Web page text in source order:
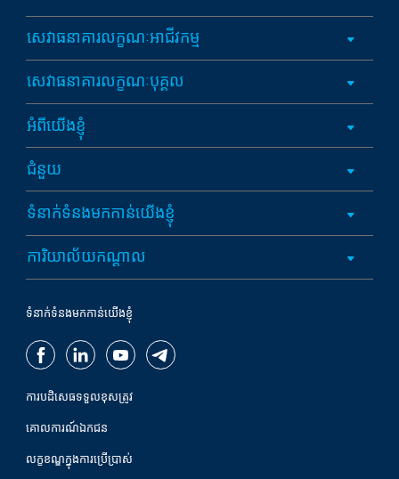
សេវាធនាគារលក្ខណៈអាជីវកម្ម
សេវាធនាគារលក្ខណៈបុគ្គល
អំពីយើងខ្ញុំ
ជំនួយ
ទំនាក់ទំនងមកកាន់យើងខ្ញុំ
ការិយាល័យកណ្តាល
ទំនាក់ទំនងមកកាន់យើងខ្ញុំ
ការបដិសេធទទួលខុសត្រូវ
គោលការណ៍ឯកជន
លក្ខខណ្ឌក្នុងការប្រើប្រាស់